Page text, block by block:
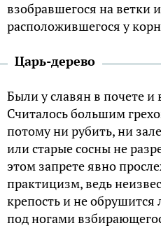
взобравшегося на ветки
расположившегося у
Царь-дерево
Были у славян в почете и
Считалось большим
потому ни рубить, ни
или старые сосны не
этом запрете явно
практицизм, ведь
крепость и не обрушится
под ногами